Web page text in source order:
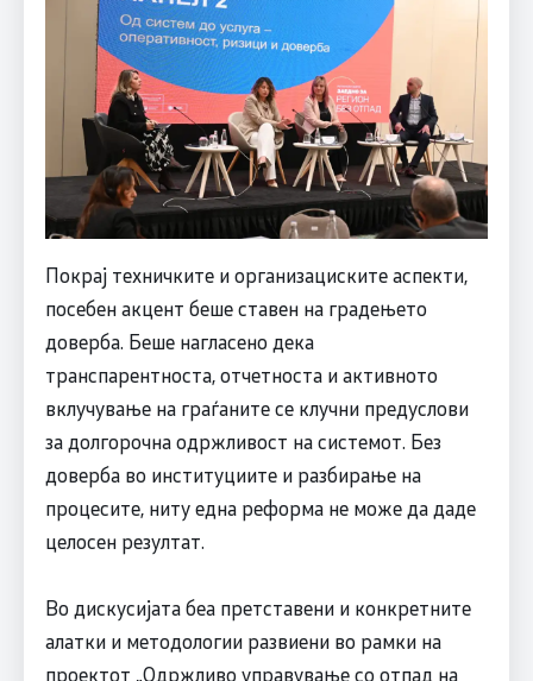
Покрај техничките и организациските аспекти,
посебен акцент беше ставен на градењето
доверба. Беше нагласено дека
транспарентноста, отчетноста и активното
вклучување на граѓаните се клучни предуслови
за долгорочна одржливост на системот. Без
доверба во институциите и разбирање на
процесите, ниту една реформа не може да даде
целосен резултат.
Во дискусијата беа претставени и конкретните
алатки и методологии развиени во рамки на
проектот „Одржливо управување со отпад на